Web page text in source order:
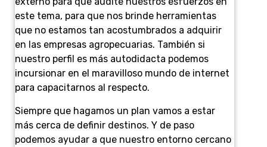
este tema, para que nos brinde herramientas
que no estamos tan acostumbrados a adquirir
en las empresas agropecuarias. También si
nuestro perfil es más autodidacta podemos
incursionar en el maravilloso mundo de internet
para capacitarnos al respecto.
Siempre que hagamos un plan vamos a estar
más cerca de definir destinos. Y de paso
podemos ayudar a que nuestro entorno cercano